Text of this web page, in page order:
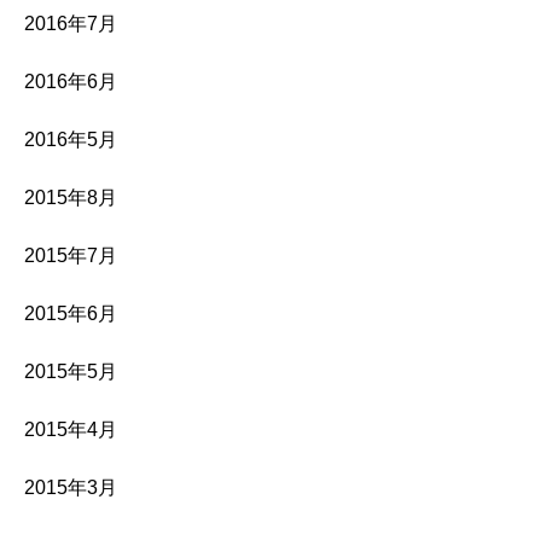
2016年7月
2016年6月
2016年5月
2015年8月
2015年7月
2015年6月
2015年5月
2015年4月
2015年3月